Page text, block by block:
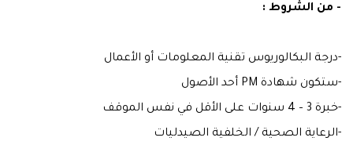
- من الشروط :
-درجة البكالوريوس تقنية المعلومات أو الأعمال
-ستكون شهادة PM أحد الأصول
-خبرة 3 – 4 سنوات على الأقل في نفس الموقف
-الرعاية الصحية / الخلفية الصيدليات